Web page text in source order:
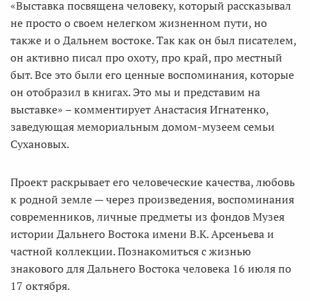
«Выставка посвящена человеку, который рассказывал
не просто о своем нелегком жизненном пути, но
также и о Дальнем востоке. Так как он был писателем,
он активно писал про охоту, про край, про местный
быт. Все это были его ценные воспоминания, которые
он отобразил в книгах. Это мы и представим на
выставке» – комментирует Анастасия Игнатенко,
заведующая мемориальным домом-музеем семьи
Сухановых.
Проект раскрывает его человеческие качества, любовь
к родной земле — через произведения, воспоминания
современников, личные предметы из фондов Музея
истории Дальнего Востока имени В.К. Арсеньева и
частной коллекции. Познакомиться с жизнью
знакового для Дальнего Востока человека 16 июля по
17 октября.